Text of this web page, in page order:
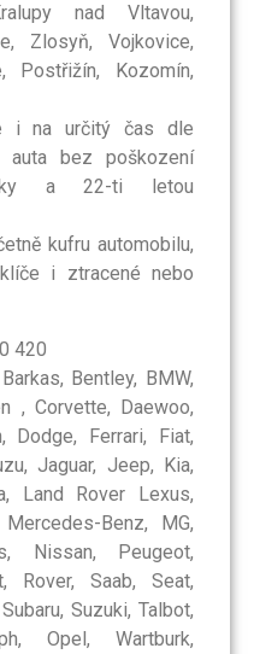
nad Vltavou,
Zlosyň, Vojkovice,
Postřižín, Kozomín,
i na určitý čas dle
auta bez poškození
a 22-ti letou
kufru automobilu,
i ztracené nebo
420
Bentley, BMW,
, Corvette, Daewoo,
Dodge, Ferrari, Fiat,
Jaguar, Jeep, Kia,
Land Rover Lexus,
Benz, MG,
Nissan, Peugeot,
Rover, Saab, Seat,
Suzuki, Talbot,
Opel, Wartburk,